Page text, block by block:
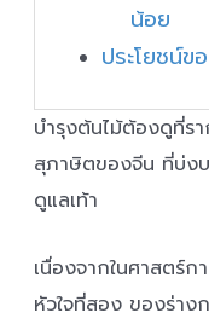
น้อย
ประโยชน์ข
บำรุงต้นไม้ต้องดูที่ร
สุภาษิตของจีน ที่บ่ง
ดูแลเท้า
เนื่องจากในศาสตร์ก
หัวใจที่สอง ของร่าง